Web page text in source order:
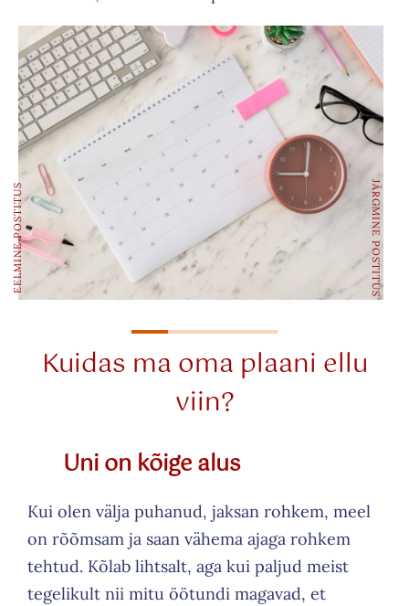
Kuidas ma oma plaani ellu
viin?
Uni on kõige alus
Kui olen välja puhanud, jaksan rohkem, meel
on rõõmsam ja saan vähema ajaga rohkem
tehtud. Kõlab lihtsalt, aga kui paljud meist
tegelikult nii mitu öötundi magavad, et
EELMINE POSTITUS JÄRGMINE POSTITUS